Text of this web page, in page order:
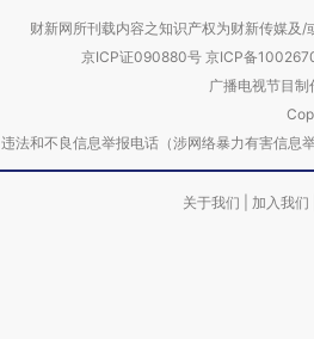
财新网所刊载内容之知识产权为财新传媒及/
京ICP证090880号 京ICP备
广播电视节目
违法和不良信息举报电话（涉网络暴力有害信
关于我们 加入我们